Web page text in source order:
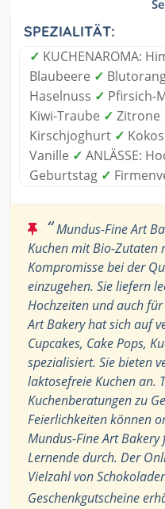
SPEZIALITÄT:
✓ KUCHENAROMA:
Blaubeere ✓
Haselnuss ✓ Pfirsich-
Kiwi-Traube ✓ Zitrone
Kirschjoghurt ✓
Vanille ✓ ANLÄSSE:
Geburtstag ✓
“Mundus-Fine Art
Kuchen mit Bio-Zutaten
Kompromisse bei der
einzugehen. Sie liefern
Hochzeiten und auch
Art Bakery hat sich auf
Cupcakes, Cake Pops,
spezialisiert. Sie bieten
laktosefreie Kuchen an.
Kuchenberatungen zu
Feierlichkeiten können
Mundus-Fine Art
Lernende durch. Der
Vielzahl von
Geschenkgutscheine